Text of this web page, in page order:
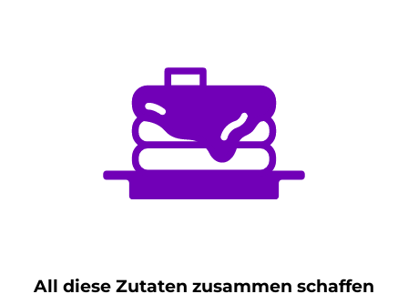
All diese Zutaten zusammen schaffen